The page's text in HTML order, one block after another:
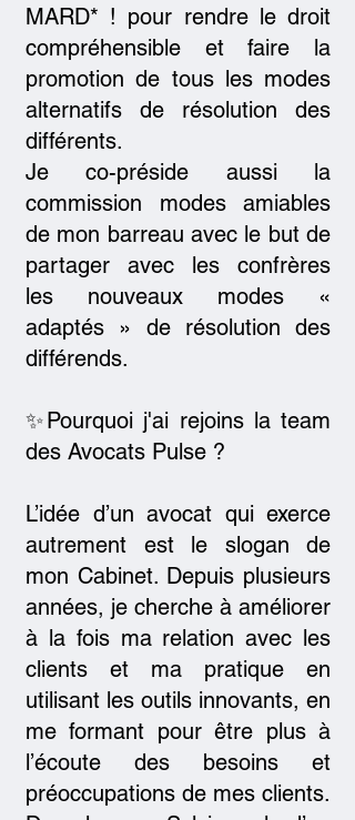
MARD* ! pour rendre le droit
compréhensible et faire la
promotion de tous les modes
alternatifs de résolution des
différents.
Je co-préside aussi la
commission modes amiables
de mon barreau avec le but de
partager avec les confrères
les nouveaux modes «
adaptés » de résolution des
différends.
✨Pourquoi j'ai rejoins la team
des Avocats Pulse ?
L’idée d’un avocat qui exerce
autrement est le slogan de
mon Cabinet. Depuis plusieurs
années, je cherche à améliorer
à la fois ma relation avec les
clients et ma pratique en
utilisant les outils innovants, en
me formant pour être plus à
l’écoute des besoins et
préoccupations de mes clients.